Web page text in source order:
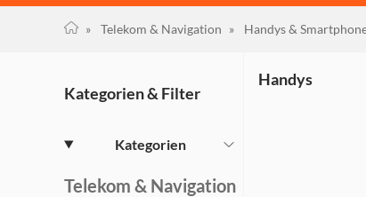
» Telekom & Navigation » Handys &
Kategorien & Filter
Kategorien
Telekom & Navigation
Handys